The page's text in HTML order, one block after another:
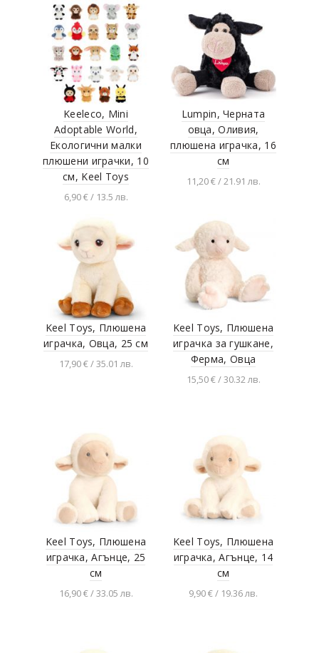
Keeleco, Mini
Adoptable World,
Eкологични малки
плюшени играчки, 10
см, Keel Toys
6,90 € / 13.5 лв.
Разгледай продукта
Lumpin, Черната
овца, Оливия,
плюшена играчка, 16
см
11,20 € / 21.91 лв.
Keel Toys, Плюшена
играчка, Овца, 25 см
17,90 € / 35.01 лв.
Keel Toys, Плюшена
играчка за гушкане,
Ферма, Овца
15,50 € / 30.32 лв.
Keel Toys, Плюшена
играчка, Агънце, 25
см
16,90 € / 33.05 лв.
Keel Toys, Плюшена
играчка, Агънце, 14
см
9,90 € / 19.36 лв.